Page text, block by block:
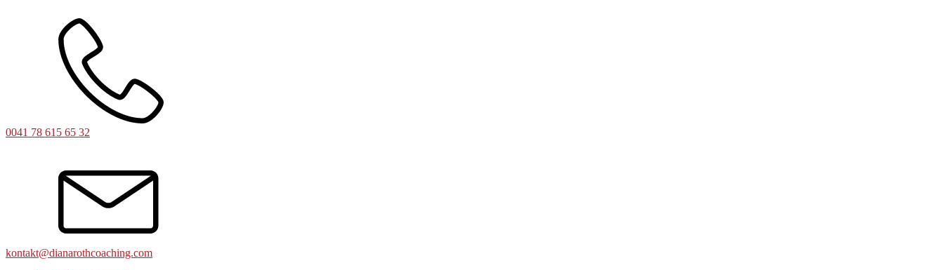
0041 78 615 65 32
kontakt@dianarothcoaching.com